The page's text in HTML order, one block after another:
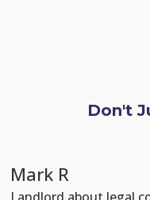
Don't
Chloe L